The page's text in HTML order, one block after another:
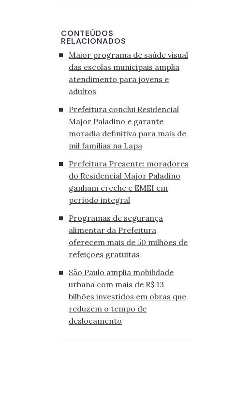
CONTEÚDOS
RELACIONADOS
Maior programa de saúde visual
das escolas municipais amplia
atendimento para jovens e
adultos
Prefeitura conclui Residencial
Major Paladino e garante
moradia definitiva para mais de
mil famílias na Lapa
Prefeitura Presente: moradores
do Residencial Major Paladino
ganham creche e EMEI em
período integral
Programas de segurança
alimentar da Prefeitura
oferecem mais de 50 milhões de
refeições gratuitas
São Paulo amplia mobilidade
urbana com mais de R$ 13
bilhões investidos em obras que
reduzem o tempo de
deslocamento